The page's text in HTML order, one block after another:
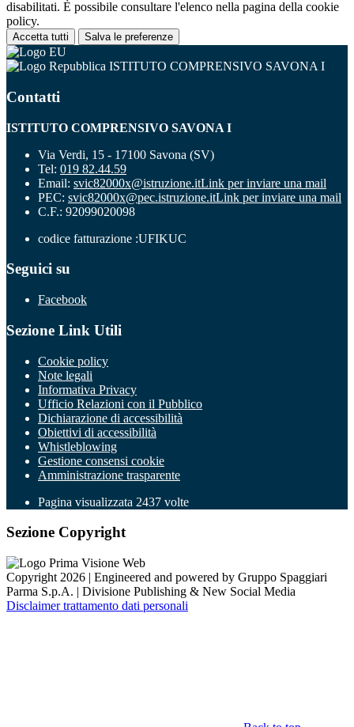
disabilitati. È possibile consultare l'elenco nella pagina della cookie
policy.
Accetta tutti Salva le preferenze
ISTITUTO COMPRENSIVO SAVONA I
Contatti
ISTITUTO COMPRENSIVO SAVONA I
Via Verdi, 15 - 17100 Savona (SV)
Tel: 019 82.44.59
Email: svic82000x@istruzione.itLink per inviare una mail
PEC: svic82000x@pec.istruzione.itLink per inviare una mail
C.F.: 92099020098
codice fatturazione :UFIKUC
Seguici su
Facebook
Sezione Link Utili
Cookie policy
Note legali
Informativa Privacy
Ufficio Relazioni con il Pubblico
Dichiarazione di accessibilità
Obiettivi di accessibilità
Whistleblowing
Gestione consensi cookie
Amministrazione trasparente
Pagina visualizzata 2437 volte
Sezione Copyright
Copyright 2026 | Engineered and powered by Gruppo Spaggiari
Parma S.p.A. | Divisione Publishing & New Social Media
Disclaimer trattamento dati personali